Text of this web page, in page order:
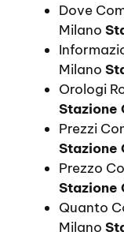
Dove
Milano
Milano
Orologi
Stazione
Prezzi
Stazione
Prezzo
Stazione
Quanto
Milano